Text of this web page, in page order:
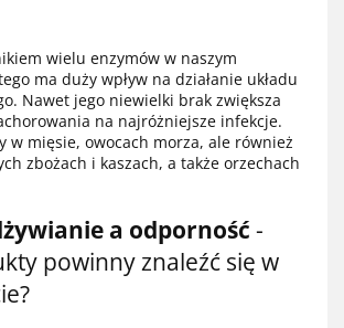
wielu enzymów w naszym
ma duży wpływ na działanie układu
Nawet jego niewielki brak zwiększa
na najróżniejsze infekcje.
w mięsie, owocach morza, ale również
zbożach i kaszach, a także orzechach
a odporność -
powinny znaleźć się w